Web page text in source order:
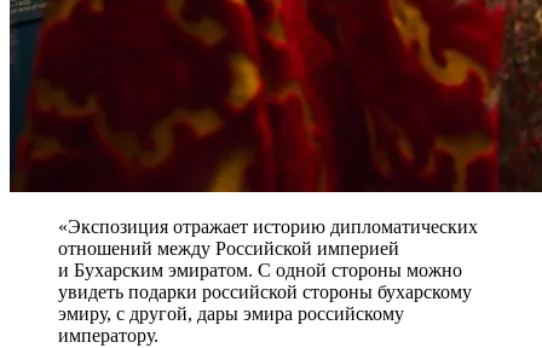
«Экспозиция отражает историю дипломатических
отношений между Российской империей
и Бухарским эмиратом. С одной стороны можно
увидеть подарки российской стороны бухарскому
эмиру, с другой, дары эмира российскому
императору.